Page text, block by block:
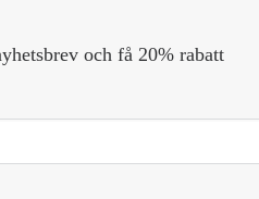
och få 20% rabatt